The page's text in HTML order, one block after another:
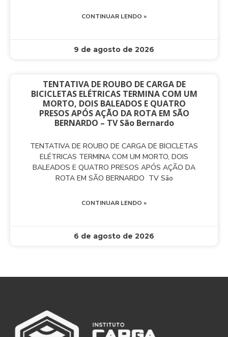
CONTINUAR LENDO »
9 de agosto de 2026
TENTATIVA DE ROUBO DE CARGA DE
BICICLETAS ELÉTRICAS TERMINA COM UM
MORTO, DOIS BALEADOS E QUATRO
PRESOS APÓS AÇÃO DA ROTA EM SÃO
BERNARDO – TV São Bernardo
TENTATIVA DE ROUBO DE CARGA DE BICICLETAS
ELÉTRICAS TERMINA COM UM MORTO, DOIS
BALEADOS E QUATRO PRESOS APÓS AÇÃO DA
ROTA EM SÃO BERNARDO TV São
CONTINUAR LENDO »
6 de agosto de 2026